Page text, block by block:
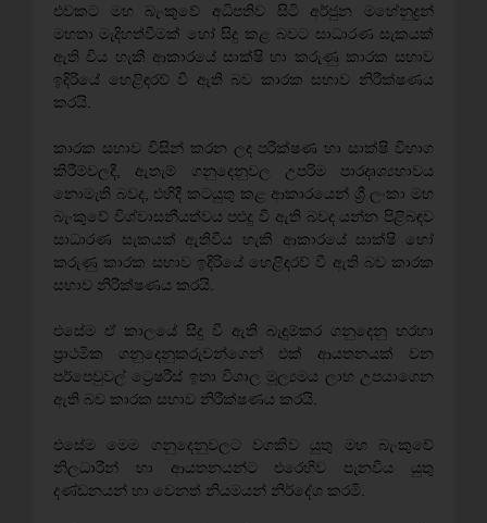
එවකට මහ බැංකුවේ අධිපතිව සිටි අර්ජුන මහේනුද්‍රන්
මහතා මැදිහත්වීමක් හෝ සිදු කළ බවට සාධාරණ සැකයක්
ඇති විය හැකි ආකාරයේ සාක්ෂි හා කරුණු කාරක සභාව
ඉදිරියේ හෙළිඳරව් වී ඇති බව කාරක සභාව නිරීක්ෂණය
කරයි.
කාරක සභාව විසින් කරන ලද පරීක්ෂණ හා සාක්ෂි විභාග
කිරීම්වලදී, ඇතැම් ගනුදෙනුවල උපරිම පාරදෘශ්‍යභාවය
නොමැති බවද, එහිදී කටයුතු කළ ආකාරයෙන් ශ්‍රී ලංකා මහ
බැංකුවේ විශ්වාසනීයත්වය පළුදු වී ඇති බවද යන්න පිළිබඳව
සාධාරණ සැකයක් ඇතිවිය හැකි ආකාරයේ සාක්ෂි හෝ
කරුණු කාරක සභාව ඉදිරියේ හෙළිඳරව් වී ඇති බව කාරක
සභාව නිරීක්ෂණය කරයි.
එසේම ඒ කාලයේ සිදු වී ඇති බැඳුම්කර ගනුදෙනු හරහා
ප්‍රාථමික ගනුදෙනුකරුවන්ගෙන් එක් ආයතනයක් වන
පර්පෙචුවල් ට්‍රෙෂරීස් ඉතා විශාල මූල්‍යමය ලාභ උපයාගෙන
ඇති බව කාරක සභාව නිරීක්ෂණය කරයි.
එසේම මෙම ගනුදෙනුවලට වගකිව යුතු මහ බැංකුවේ
නිලධාරීන් හා ආයතනයන්ට එරෙහිව පැනවිය යුතු
දණ්ඩනයන් හා වෙනත් නියමයන් නිර්දේශ කරමි.